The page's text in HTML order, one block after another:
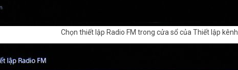
Chọn thiết lập Radio FM trong cửa sổ của Thiết lập kênh